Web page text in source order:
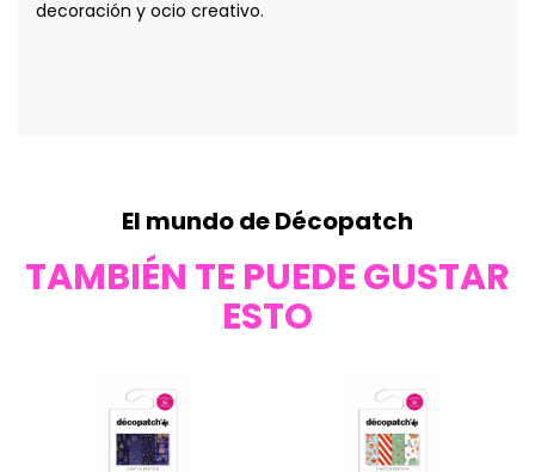
decoración y ocio creativo.
El mundo de Décopatch
TAMBIÉN TE PUEDE GUSTAR
ESTO